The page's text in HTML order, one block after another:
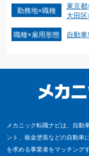
勤務地×職種
東京
大田
職種×雇用形態
自動
メカニック転職ナビは、自動
ント、板金塗装などの自動車
を求める事業者をマッチング